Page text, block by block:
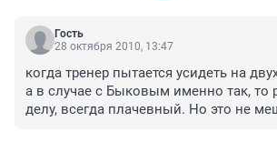
Гость
28 октября 2010, 13:47
когда тренер пытается усидеть на
а в случае с Быковым именно так, то
делу, всегда плачевный. Но это не